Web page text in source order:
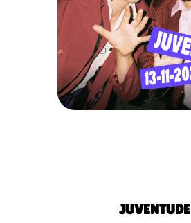
JUVENTUDE